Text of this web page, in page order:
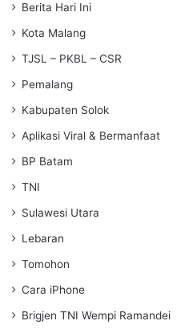
Berita Hari Ini
Kota Malang
TJSL – PKBL – CSR
Pemalang
Kabupaten Solok
Aplikasi Viral & Bermanfaat
BP Batam
TNI
Sulawesi Utara
Lebaran
Tomohon
Cara iPhone
Brigjen TNI Wempi Ramandei